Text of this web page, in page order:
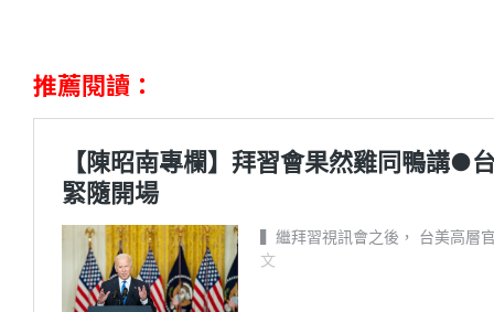
推薦閱讀：